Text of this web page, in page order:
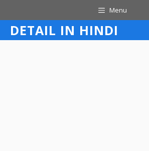
to
content
Menu
DETAIL IN HINDI